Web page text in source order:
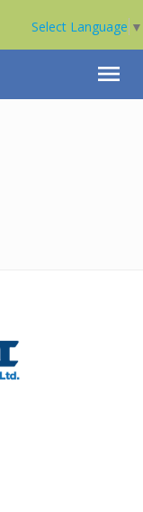
Select Language ▼
menu